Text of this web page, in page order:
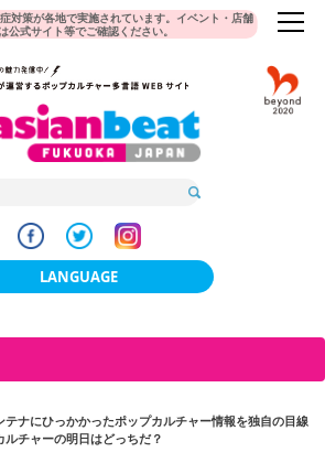
対策が各地で実施されています。イベント・店舗
公式サイト等でご確認ください。
LANGUAGE
繁體中文
テナにひっかかったポップカルチャー情報を独自の目線
チャーの明日はどっちだ？